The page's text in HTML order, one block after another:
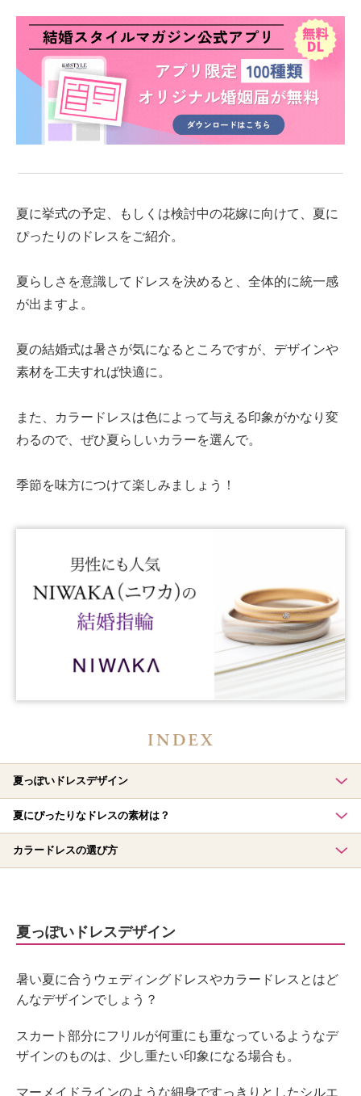
夏に挙式の予定、もしくは検討中の花嫁に向けて、夏に
ぴったりのドレスをご紹介。
夏らしさを意識してドレスを決めると、全体的に統一感
が出ますよ。
夏の結婚式は暑さが気になるところですが、デザインや
素材を工夫すれば快適に。
また、カラードレスは色によって与える印象がかなり変
わるので、ぜひ夏らしいカラーを選んで。
季節を味方につけて楽しみましょう！
夏っぽいドレスデザイン
夏にぴったりなドレスの素材は？
カラードレスの選び方
夏っぽいドレスデザイン
暑い夏に合うウェディングドレスやカラードレスとはど
んなデザインでしょう？
スカート部分にフリルが何重にも重なっているようなデ
ザインのものは、少し重たい印象になる場合も。
マーメイドラインのような細身ですっきりとしたシルエ